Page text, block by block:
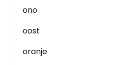
ono
oost
oranje